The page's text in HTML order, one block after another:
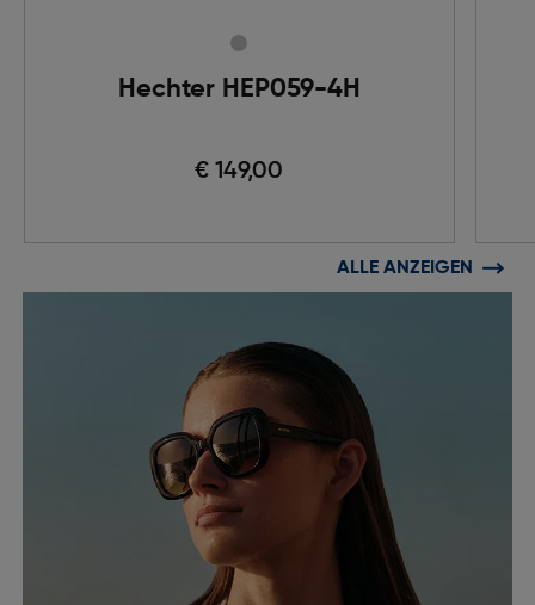
Hechter HEP059-4H
€ 149,00
ALLE ANZEIGEN